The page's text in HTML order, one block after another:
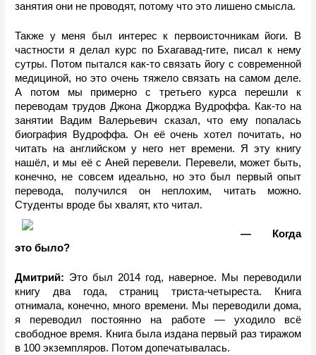
занятия они не проводят, потому что это лишено смысла.
Также у меня был интерес к первоисточникам йоги. В
частности я делал курс по Бхагавад-гите, писал к нему
сутры. Потом пытался как-то связать йогу с современной
медициной, но это очень тяжело связать на самом деле.
А потом мы примерно с третьего курса перешли к
переводам трудов Джона Джорджа Вудроффа. Как-то на
занятии Вадим Валерьевич сказал, что ему попалась
биография Вудроффа. Он её очень хотел почитать, но
читать на английском у него нет времени. Я эту книгу
нашёл, и мы её с Аней перевели. Перевели, может быть,
конечно, не совсем идеально, но это был первый опыт
перевода, получился он неплохим, читать можно.
Студенты вроде бы хвалят, кто читал.
— Когда
это было?
Дмитрий: Это был 2014 год, наверное. Мы переводили
книгу два года, страниц триста-четыреста. Книга
отнимала, конечно, много времени. Мы переводили дома,
я переводил постоянно на работе — уходило всё
свободное время. Книга была издана первый раз тиражом
в 100 экземпляров. Потом допечатывалась.